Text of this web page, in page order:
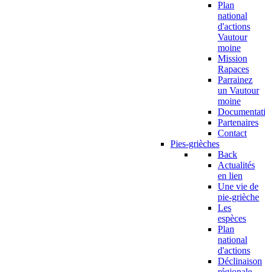
Plan
national
d'actions
Vautour
moine
Mission
Rapaces
Parrainez
un Vautour
moine
Partenaires
Contact
Pies-grièches
Back
Actualités
en lien
Une vie de
pie-grièche
Les
espèces
Plan
national
d'actions
Déclinaison